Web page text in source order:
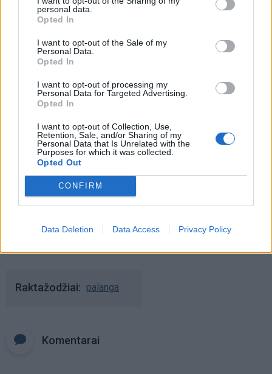
personal data.
Opted In
I want to opt-out of the Sale of my
Personal Data.
Opted In
I want to opt-out of processing my
Personal Data for Targeted Advertising.
Opted In
I want to opt-out of Collection, Use,
Retention, Sale, and/or Sharing of my
Personal Data that Is Unrelated with the
Purposes for which it was collected.
Opted Out
CONFIRM
Data Deletion Data Access Privacy Policy
Jaučiams – greiti sprendimai
artimiausiomis dienomis laukia
triumfas visuose reikaluose
pasieks proveržį, kurio taip ilgai
laukė
Raktažodžiai palanga
Komentarai